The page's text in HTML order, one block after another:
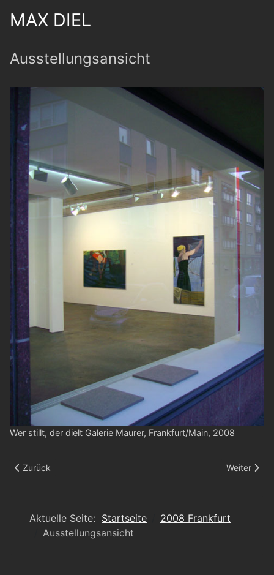
MAX DIEL
Ausstellungsansicht
Wer stillt, der dielt Galerie Maurer, Frankfurt/Main, 2008
Vorheriger Beitrag: Ausstellungsansicht
Zurück Nächster
Weiter
Aktuelle Seite: Startseite
2008 Frankfurt
Ausstellungsansicht